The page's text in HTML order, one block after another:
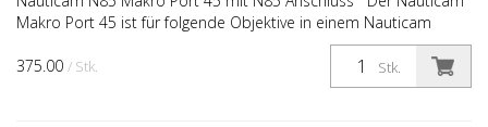
375.00 / Stk. Stk.
Makro Port 45 ist für folgende Objektive in einem Nauticam
Unterwassergehäuse geeignet: Leica DG Makro 45mm F2...